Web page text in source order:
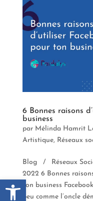
Ouvrir la
6 Bonnes raisons
business
par Mélinda Hamrit
Artistique, Réseaux
Blog / Réseaux
2022 6 Bonnes
son business
peu comme l’oncle